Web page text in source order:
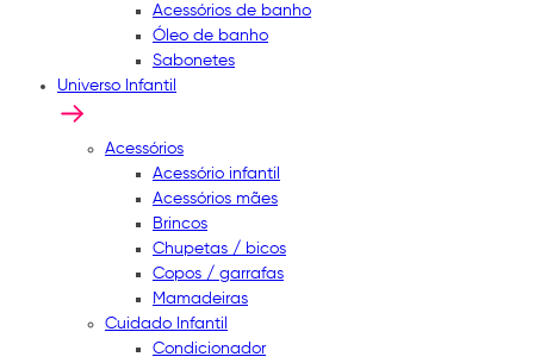
Acessórios de banho
Óleo de banho
Sabonetes
Universo Infantil
Acessórios
Acessório infantil
Acessórios mães
Brincos
Chupetas / bicos
Copos / garrafas
Mamadeiras
Cuidado Infantil
Condicionador